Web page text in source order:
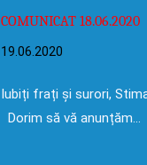
COMUNICAT 18.06.2020
19.06.2020
Iubiți frați și surori,
Dorim să vă anunțăm…